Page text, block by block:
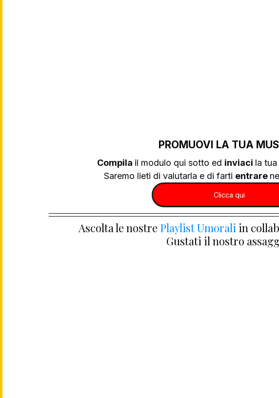
PROMUOVI LA TUA
Compila il modulo qui sotto ed inviaci la
Saremo lieti di valutarla e di farti entrare
Clicca qui
Ascolta le nostre Playlist Umorali in
Gustati il nostro